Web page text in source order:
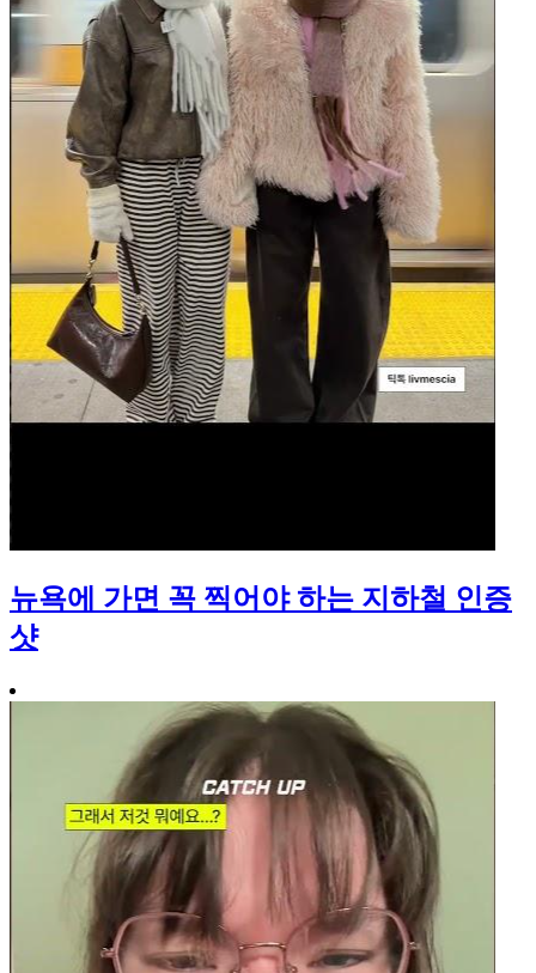
뉴욕에 가면 꼭 찍어야 하는 지하철 인증
샷